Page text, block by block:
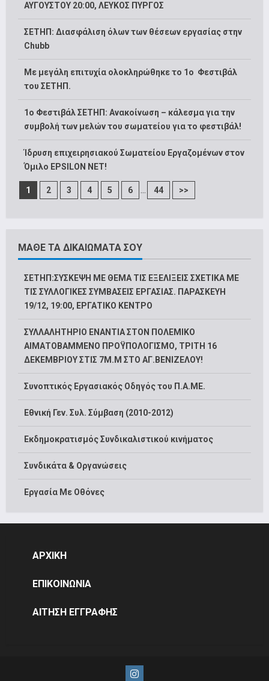
ΑΥΓΟΥΣΤΟΥ 20:00, ΛΕΥΚΟΣ ΠΥΡΓΟΣ
ΣΕΤΗΠ: Διασφάλιση όλων των θέσεων εργασίας στην
Chubb
Με μεγάλη επιτυχία ολοκληρώθηκε το 1ο Φεστιβάλ
του ΣΕΤΗΠ.
1o Φεστιβάλ ΣΕΤΗΠ: Ανακοίνωση – κάλεσμα για την
συμβολή των μελών του σωματείου για το φεστιβάλ!
Ίδρυση επιχειρησιακού Σωματείου Εργαζομένων στον
Όμιλο EPSILON NET!
1 2 3 4 5 6 ... 44 >>
ΜΑΘΕ ΤΑ ΔΙΚΑΙΩΜΑΤΑ ΣΟΥ
ΣΕΤΗΠ:ΣΥΣΚΕΨΗ ΜΕ ΘΕΜΑ ΤΙΣ ΕΞΕΛΙΞΕΙΣ ΣΧΕΤΙΚΑ ΜΕ
ΤΙΣ ΣΥΛΛΟΓΙΚΕΣ ΣΥΜΒΑΣΕΙΣ ΕΡΓΑΣΙΑΣ. ΠΑΡΑΣΚΕΥΗ
19/12, 19:00, ΕΡΓΑΤΙΚΟ ΚΕΝΤΡΟ
ΣΥΛΛΑΛΗΤΗΡΙΟ ΕΝΑΝΤΙΑ ΣΤΟΝ ΠΟΛΕΜΙΚΟ
ΑΙΜΑΤΟΒΑΜΜΕΝΟ ΠΡΟΫΠΟΛΟΓΙΣΜΟ, ΤΡΙΤΗ 16
ΔΕΚΕΜΒΡΙΟΥ ΣΤΙΣ 7Μ.Μ ΣΤΟ ΑΓ.ΒΕΝΙΖΕΛΟΥ!
Συνοπτικός Εργασιακός Οδηγός του Π.Α.ΜΕ.
Εθνική Γεν. Συλ. Σύμβαση (2010-2012)
Εκδημοκρατισμός Συνδικαλιστικού κινήματος
Συνδικάτα & Οργανώσεις
Εργασία Με Οθόνες
ΑΡΧΙΚΗ
ΕΠΙΚΟΙΝΩΝΙΑ
ΑΙΤΗΣΗ ΕΓΓΡΑΦΗΣ
Instagram